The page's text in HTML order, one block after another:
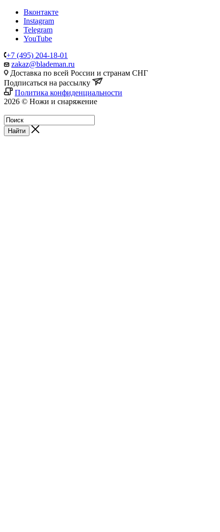
Вконтакте
Instagram
Telegram
YouTube
+7 (495) 204-18-01
zakaz@blademan.ru
Доставка по всей России и странам СНГ
Подписаться на рассылку
Политика конфиденциальности
2026 © Ножи и снаряжение
Найти